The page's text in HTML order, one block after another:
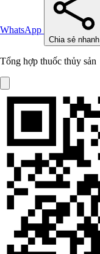
WhatsApp
Chia sẻ nhanh
Tổng hợp thuốc thủy sản